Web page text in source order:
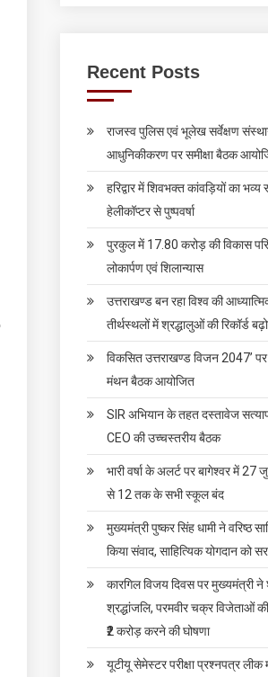
Recent Posts
राजस्व पुलिस एवं भूलेख सर्वेक्षण
आधुनिकीकरण पर समीक्षा बैठक
हरिद्वार में शिवभक्त कांवड़ियों का भव्य
हेलीकॉप्टर से पुष्पवर्षा
पुरकुल में 17.80 करोड़ की विकास
लोकार्पण एवं शिलान्यास
उत्तराखण्ड बन रहा विश्व की
तीर्थस्थलों में श्रद्धालुओं की रिकॉर्ड
विकसित उत्तराखण्ड विजन 2047’
मंथन बैठक आयोजित
SIR अभियान के तहत दस्तावेज
CEO की उच्चस्तरीय बैठक
भारी वर्षा के अलर्ट पर बागेश्वर में 27
से 12 तक के सभी स्कूल बंद
मुख्यमंत्री पुष्कर सिंह धामी ने वरिष्ठ
किया संवाद, साहित्यिक योगदान को
कारगिल विजय दिवस पर मुख्यमंत्री ने
श्रद्धांजलि, परमवीर चक्र विजेताओं
₹2 करोड़ करने की घोषणा
यूटीयू सेमेस्टर परीक्षा प्रश्नपत्र लीक